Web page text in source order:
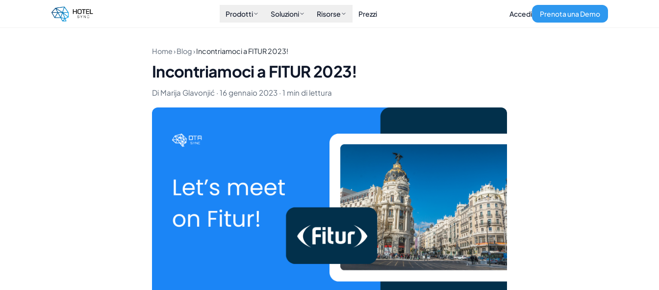
Prodotti Soluzioni Risorse Prezzi Accedi Prenota una Demo
Home›Blog›Incontriamoci a FITUR 2023!
Incontriamoci a FITUR 2023!
Di Marija Glavonjić · 16 gennaio 2023 · 1 min di lettura